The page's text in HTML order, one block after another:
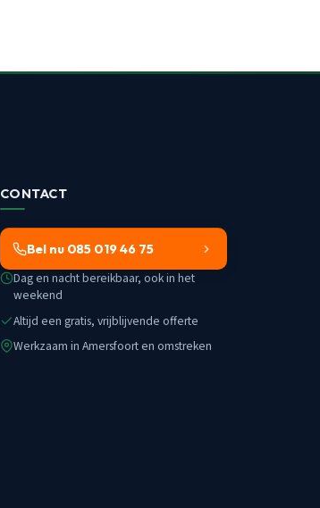
CONTACT
Bel nu 085 019 46 75
Dag en nacht bereikbaar, ook in het
weekend
Altijd een gratis, vrijblijvende offerte
Werkzaam in Amersfoort en omstreken